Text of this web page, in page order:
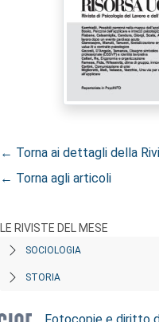
← Torna ai dettagli della
← Torna agli articoli
LE RIVISTE DEL MESE
SOCIOLOGIA
STORIA